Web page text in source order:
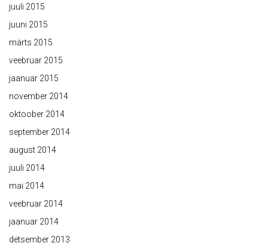
juuli 2015
juuni 2015
märts 2015
veebruar 2015
jaanuar 2015
november 2014
oktoober 2014
september 2014
august 2014
juuli 2014
mai 2014
veebruar 2014
jaanuar 2014
detsember 2013